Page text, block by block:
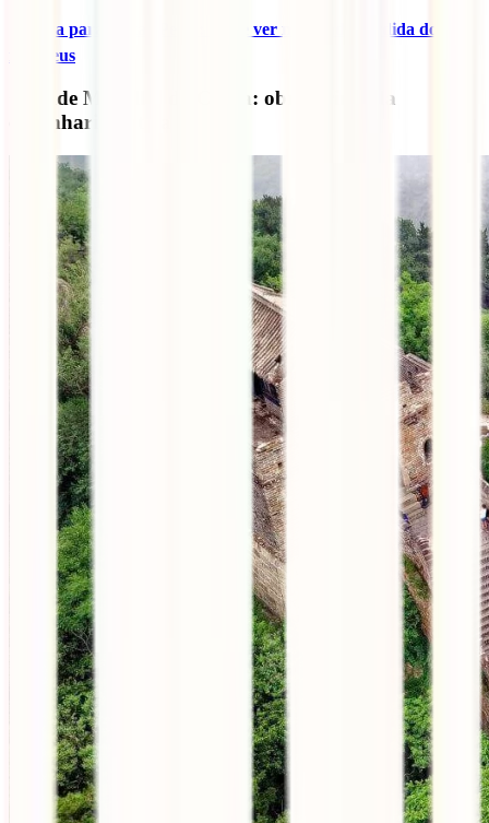
Guia para visitar Petra: o que ver na cidade perdida dos
nabateus
Grande Muralha da China: obra-prima da
engenharia antiga